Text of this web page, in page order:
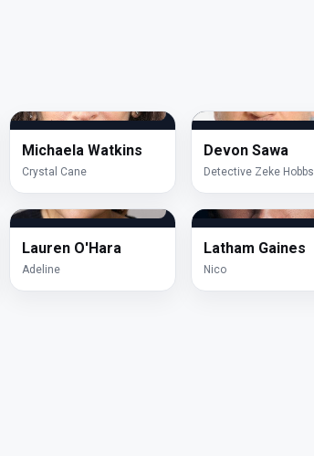
Michaela Watkins
Crystal Cane
Devon Sawa
Detective Zeke Hobbs
Lauren O'Hara
Adeline
Latham Gaines
Nico